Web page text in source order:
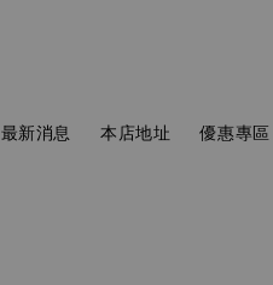
最新消息 本店地址 優惠專區